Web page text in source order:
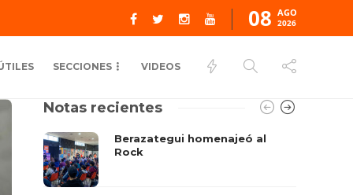
08 AGO
2026
SECCIONES VIDEOS
Notas recientes
Berazategui homenajeó al
Rock